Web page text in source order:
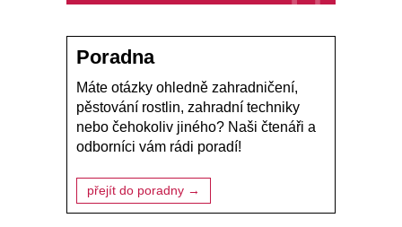
Poradna
Máte otázky ohledně zahradničení,
pěstování rostlin, zahradní techniky
nebo čehokoliv jiného? Naši čtenáři a
odborníci vám rádi poradí!
přejít do poradny →